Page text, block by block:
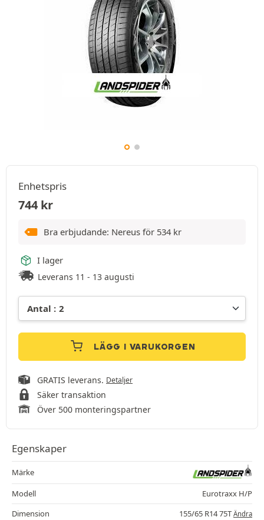
Enhetspris
744 kr
Bra erbjudande: Nereus för 534 kr
I lager
Leverans 11 - 13 augusti
LÄGG I VARUKORGEN
GRATIS leverans. Detaljer
Säker transaktion
Över 500 monteringspartner
Egenskaper
Märke
Modell
Eurotraxx H/P
Dimension
155/65 R14 75T Ändra